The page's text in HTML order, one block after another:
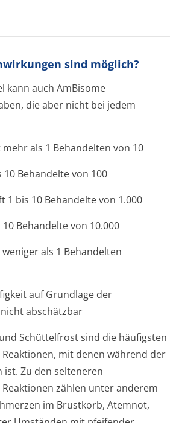
sind möglich?
kann auch AmBisome
die aber nicht bei jedem
als 1 Behandelten von 10
Behandelte von 100
1 bis 10 Behandelte von 1.000
Behandelte von 10.000
als 1 Behandelten
auf Grundlage der
abschätzbar
Schüttelfrost sind die häufigsten
mit denen während der
ist. Zu den selteneren
zählen unter anderem
im Brustkorb, Atemnot,